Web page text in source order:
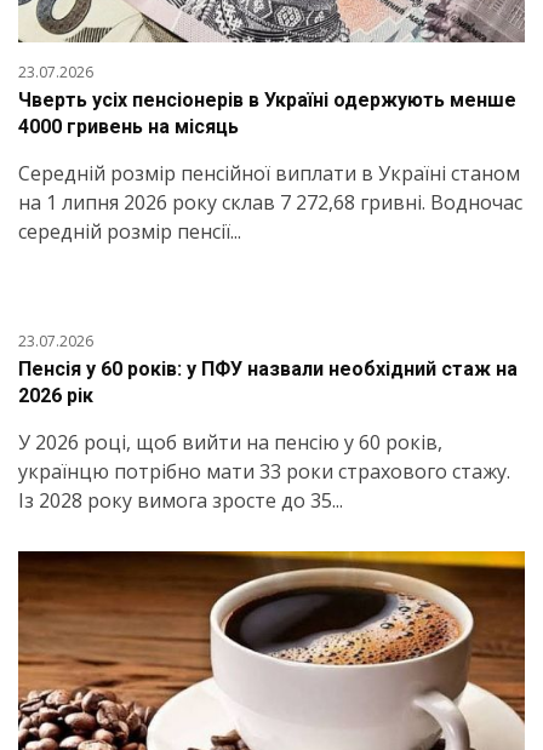
23.07.2026
Чверть усіх пенсіонерів в Україні одержують менше
4000 гривень на місяць
Середній розмір пенсійної виплати в Україні станом
на 1 липня 2026 року склав 7 272,68 гривні. Водночас
середній розмір пенсії...
23.07.2026
Пенсія у 60 років: у ПФУ назвали необхідний стаж на
2026 рік
У 2026 році, щоб вийти на пенсію у 60 років,
українцю потрібно мати 33 роки страхового стажу.
Із 2028 року вимога зросте до 35...